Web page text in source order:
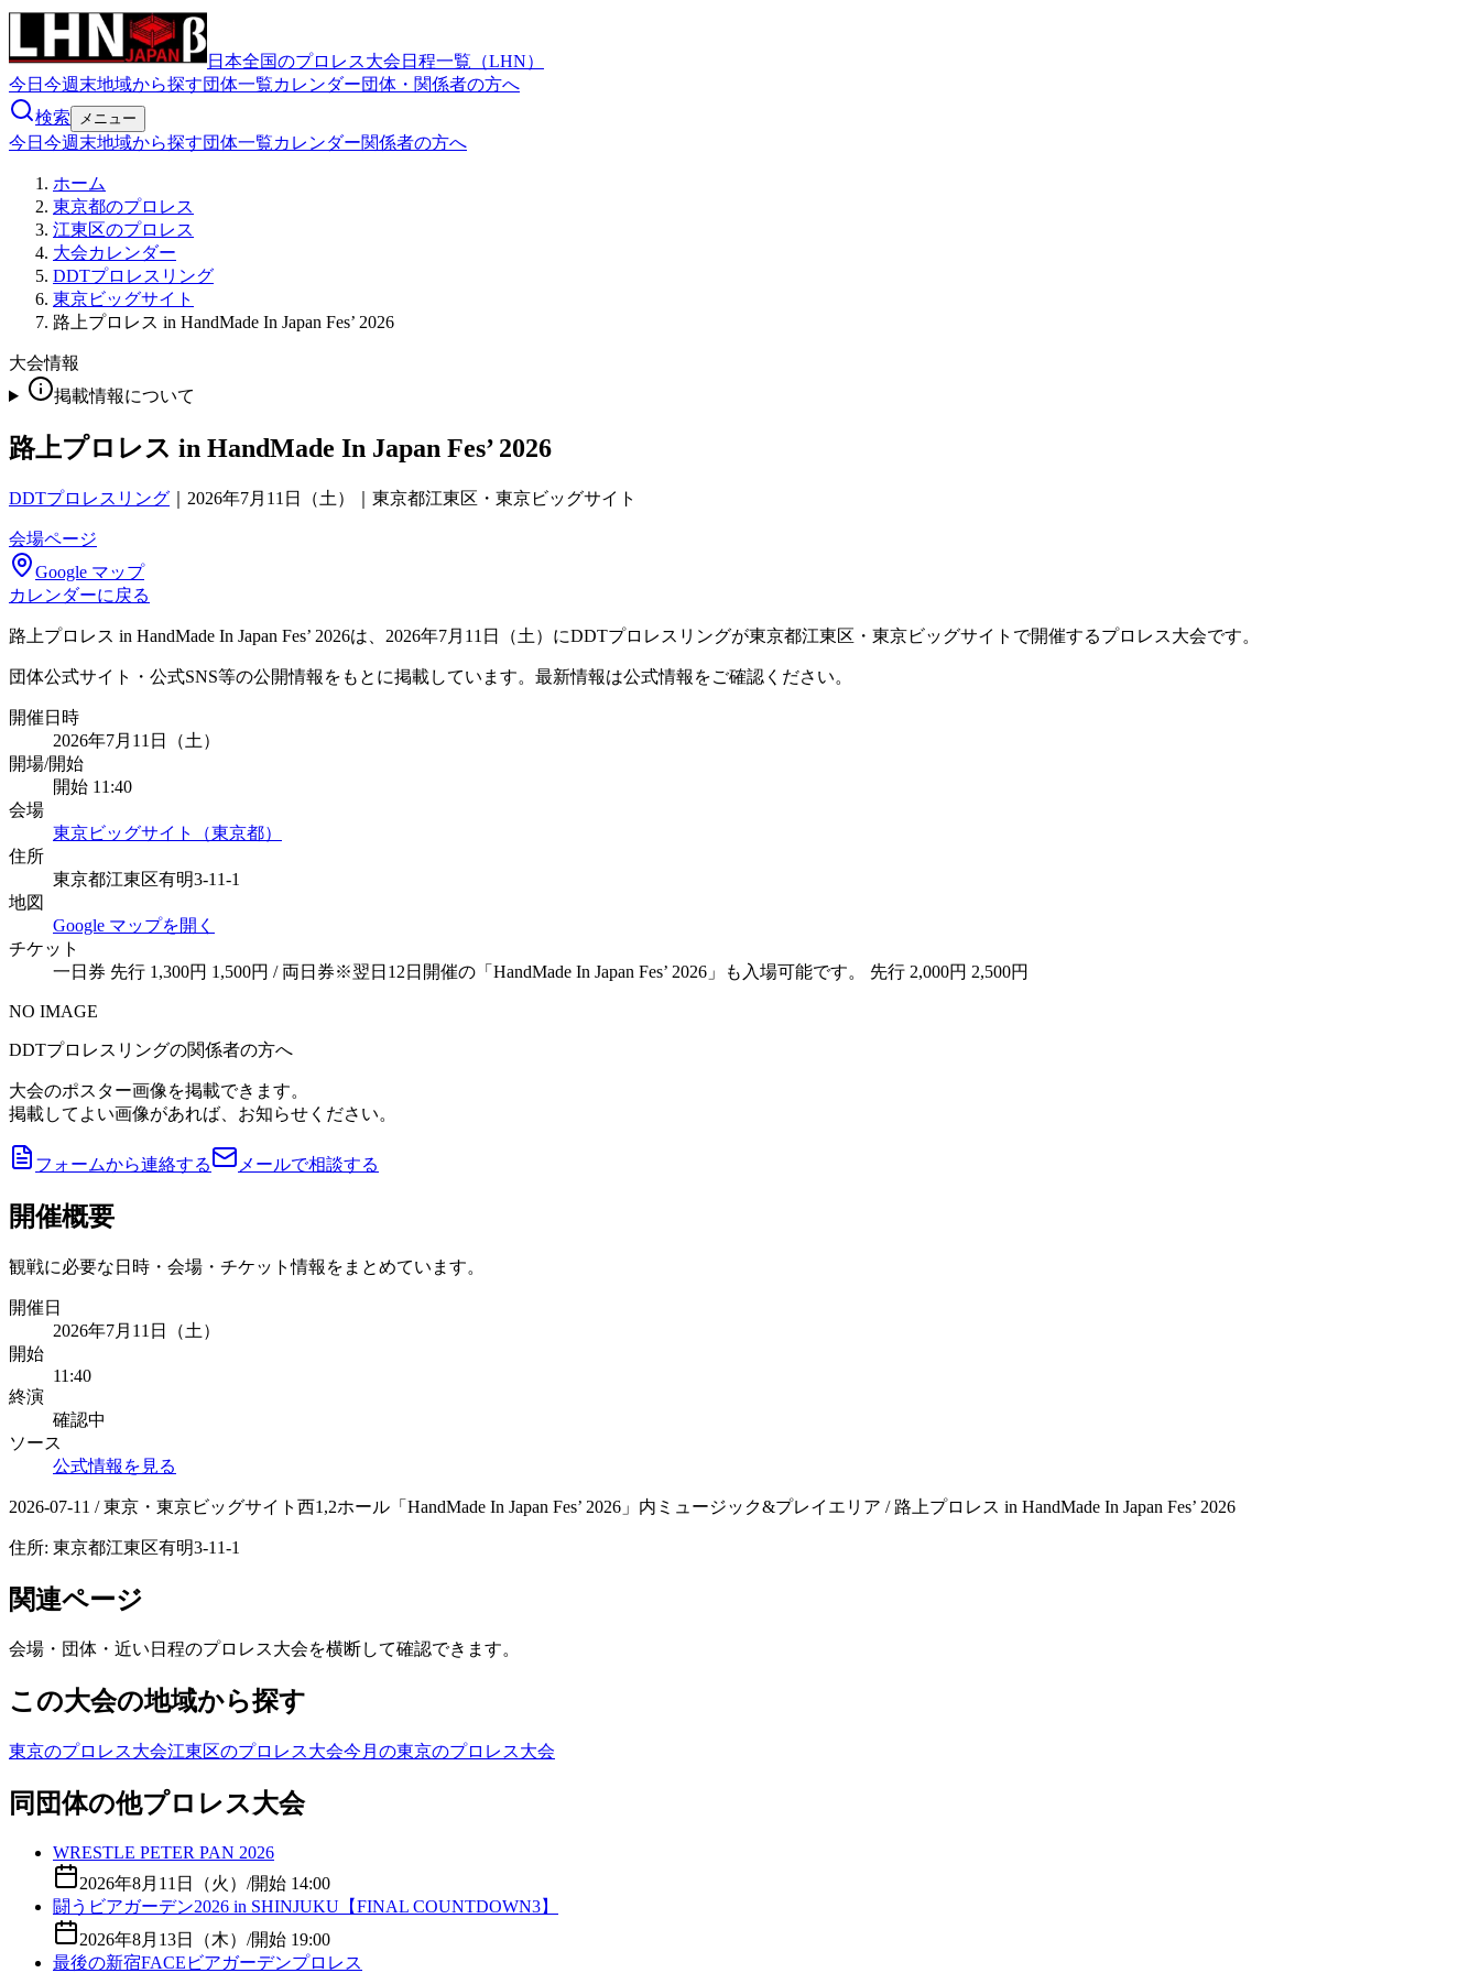
日本全国のプロレス大会日程一覧（LHN）
今日 今週末地域から探す団体一覧カレンダー団体・関係者の方へ
検索
メニュー
今日 今週末地域から探す団体一覧カレンダー関係者の方へ
ホーム
東京都のプロレス
江東区のプロレス
大会カレンダー
DDTプロレスリング
東京ビッグサイト
路上プロレス in HandMade In Japan Fes’ 2026
大会情報
掲載情報について
路上プロレス in HandMade In Japan Fes’ 2026
DDTプロレスリング 2026年7月11日（土）｜東京都江東区・東京ビッグサイト
会場ページ
Google マップ
カレンダーに戻る
路上プロレス in HandMade In Japan Fes’ 2026は、2026年7月11日（土）にDDTプロレスリングが東京都江東区・東京ビッグサイトで開催するプロレス大会です。
団体公式サイト・公式SNS等の公開情報をもとに掲載しています。最新情報は公式情報をご確認ください。
開催日時
2026年7月11日（土）
開場/開始
開始 11:40
会場
東京ビッグサイト（東京都）
住所
東京都江東区有明3-11-1
地図
Google マップを開く
チケット
一日券 先行 1,300円 1,500円 / 両日券※翌日12日開催の「HandMade In Japan Fes’ 2026」も入場可能です。 先行 2,000円 2,500円
NO IMAGE
DDTプロレスリングの関係者の方へ
大会のポスター画像を掲載できます。
掲載してよい画像があれば、お知らせください。
フォームから連絡する メールで相談する
開催概要
観戦に必要な日時・会場・チケット情報をまとめています。
開催日
2026年7月11日（土）
開始
11:40
終演
確認中
ソース
公式情報を見る
2026-07-11 / 東京・東京ビッグサイト西1,2ホール「HandMade In Japan Fes’ 2026」内ミュージック&プレイエリア / 路上プロレス in HandMade In Japan Fes’ 2026
住所: 東京都江東区有明3-11-1
関連ページ
会場・団体・近い日程のプロレス大会を横断して確認できます。
この大会の地域から探す
東京のプロレス大会江東区のプロレス大会今月の東京のプロレス大会
同団体の他プロレス大会
WRESTLE PETER PAN 2026
2026年8月11日（火） /開始 14:00
闘うビアガーデン2026 in SHINJUKU【FINAL COUNTDOWN3】
2026年8月13日（木） /開始 19:00
最後の新宿FACEビアガーデンプロレス